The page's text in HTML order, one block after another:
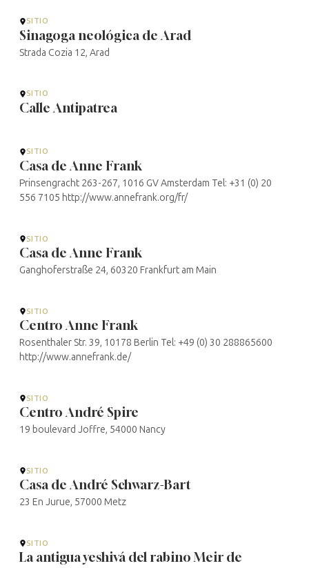
SITIO
Sinagoga neológica de Arad
Strada Cozia 12, Arad
SITIO
Calle Antipatrea
SITIO
Casa de Anne Frank
Prinsengracht 263-267, 1016 GV Amsterdam Tel: +31 (0) 20
556 7105 http://www.annefrank.org/fr/
SITIO
Casa de Anne Frank
Ganghoferstraße 24, 60320 Frankfurt am Main
SITIO
Centro Anne Frank
Rosenthaler Str. 39, 10178 Berlin Tel: +49 (0) 30 288865600
http://www.annefrank.de/
SITIO
Centro André Spire
19 boulevard Joffre, 54000 Nancy
SITIO
Casa de André Schwarz-Bart
23 En Jurue, 57000 Metz
SITIO
La antigua yeshivá del rabino Meir de